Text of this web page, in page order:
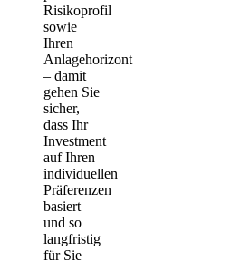
Risikoprofil
sowie
Ihren
Anlagehorizont
– damit
gehen Sie
sicher,
dass Ihr
Investment
auf Ihren
individuellen
Präferenzen
basiert
und so
langfristig
für Sie